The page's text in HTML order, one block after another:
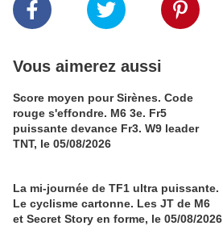
Vous aimerez aussi
Score moyen pour Sirènes. Code
rouge s'effondre. M6 3e. Fr5
puissante devance Fr3. W9 leader
TNT, le 05/08/2026
La mi-journée de TF1 ultra puissante.
Le cyclisme cartonne. Les JT de M6
et Secret Story en forme, le 05/08/2026